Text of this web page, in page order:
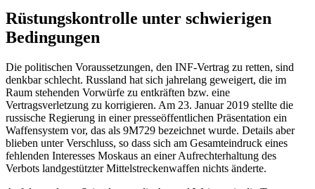
Rüstungskontrolle unter schwierigen
Bedingungen
Die politischen Voraussetzungen, den INF-Vertrag zu retten, sind
denkbar schlecht. Russland hat sich jahrelang geweigert, die im
Raum stehenden Vorwürfe zu entkräften bzw. eine
Vertragsverletzung zu korri­gieren. Am 23. Januar 2019 stellte die
rus­sische Regierung in einer presseöffentlichen Präsentation ein
Waffensystem vor, das als 9M729 bezeichnet wurde. Details aber
blie­ben unter Verschluss, so dass sich am Ge­samteindruck eines
fehlenden Interesses Moskaus an einer Aufrechterhaltung des
Verbots landgestützter Mittelstrecken­waffen nichts änderte.